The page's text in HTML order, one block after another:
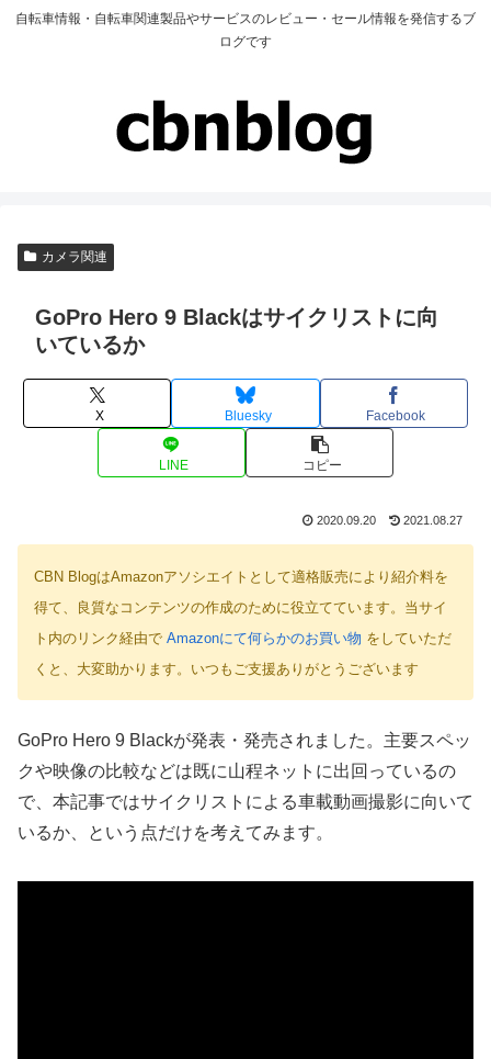
自転車情報・自転車関連製品やサービスのレビュー・セール情報を発信するブ
ログです
カメラ関連
GoPro Hero 9 Blackはサイクリストに向
いているか
X Bluesky Facebook
LINE コピー
2020.09.20 2021.08.27
CBN BlogはAmazonアソシエイトとして適格販売により紹介料を
得て、良質なコンテンツの作成のために役立てています。当サイ
ト内のリンク経由で Amazonにて何らかのお買い物 をしていただ
くと、大変助かります。いつもご支援ありがとうございます
GoPro Hero 9 Blackが発表・発売されました。主要スペッ
クや映像の比較などは既に山程ネットに出回っているの
で、本記事ではサイクリストによる車載動画撮影に向いて
いるか、という点だけを考えてみます。